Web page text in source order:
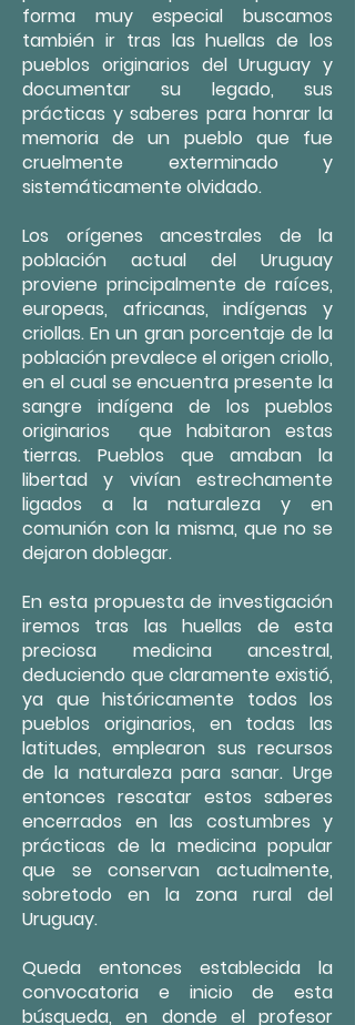
forma muy especial buscamos
también ir tras las huellas de los
pueblos originarios del Uruguay y
documentar su legado, sus
prácticas y saberes para honrar la
memoria de un pueblo que fue
cruelmente exterminado y
sistemáticamente olvidado.
Los orígenes ancestrales de la
población actual del Uruguay
proviene principalmente de raíces,
europeas, africanas, indígenas y
criollas. En un gran porcentaje de la
población prevalece el origen criollo,
en el cual se encuentra presente la
sangre indígena de los pueblos
originarios que habitaron estas
tierras. Pueblos que amaban la
libertad y vivían estrechamente
ligados a la naturaleza y en
comunión con la misma, que no se
dejaron doblegar.
En esta propuesta de investigación
iremos tras las huellas de esta
preciosa medicina ancestral,
deduciendo que claramente existió,
ya que históricamente todos los
pueblos originarios, en todas las
latitudes, emplearon sus recursos
de la naturaleza para sanar. Urge
entonces rescatar estos saberes
encerrados en las costumbres y
prácticas de la medicina popular
que se conservan actualmente,
sobretodo en la zona rural del
Uruguay.
Queda entonces establecida la
convocatoria e inicio de esta
búsqueda, en donde el profesor